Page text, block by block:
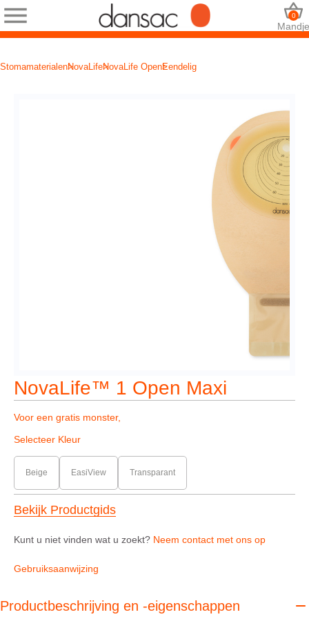
Mandje
0
StomamaterialenNovaLifeNovaLife OpenEendelig
NovaLife™ 1 Open Maxi
Voor een gratis monster,
Selecteer Kleur
Beige EasiView Transparant
Bekijk Productgids
Kunt u niet vinden wat u zoekt? Neem contact met ons op
Gebruiksaanwijzing
Productbeschrijving en -eigenschappen